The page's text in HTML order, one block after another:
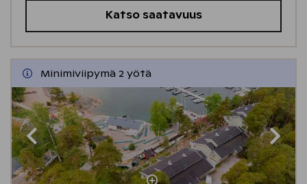
Katso saatavuus
Minimiviipymä 2 yötä